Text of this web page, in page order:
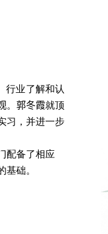
行业了解和认
。 郭冬霞就顶
习，并进一步
配备了相应
基础。